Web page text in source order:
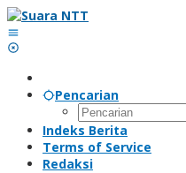
Lewati
ke
konten
Pencarian
Indeks Berita
Terms of Service
Redaksi